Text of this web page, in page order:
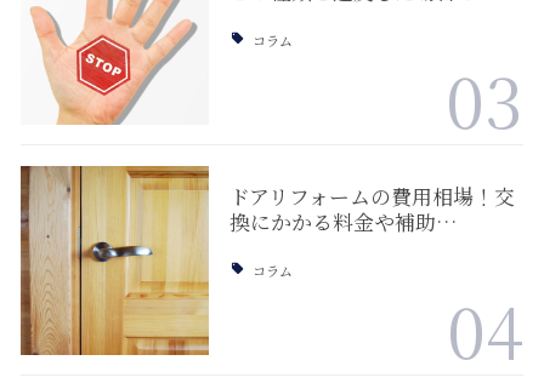
コラム
03
ドアリフォームの費用相場！交
換にかかる料金や補助…
コラム
04